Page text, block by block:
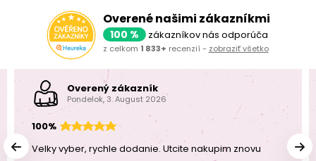
Overené našimi zákazníkmi
100 % zákazníkov nás odporúča
z celkom 1 833+ recenzií - zobraziť všetko
Overený zákazník
Pondelok, 3. August 2026
100%
Velky vyber, rychle dodanie. Utcite nakupim znovu